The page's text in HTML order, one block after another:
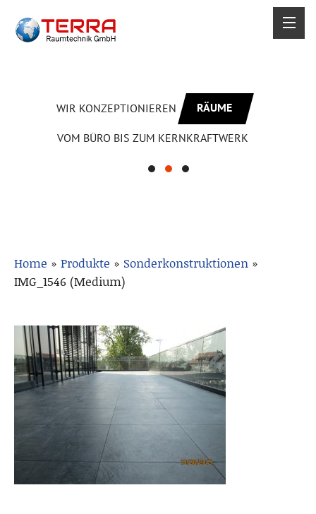
WIR KONZEPTIONIEREN RÄUME
VOM BÜRO BIS ZUM KERNKRAFTWERK
Home » Produkte » Sonderkonstruktionen »
IMG_1546 (Medium)